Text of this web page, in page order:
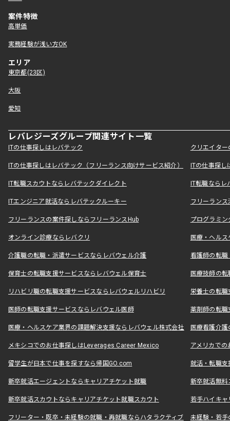
案件特徴
高単価
実務経験が浅い方OK
エリア
東京都(23区)
大阪
愛知
レバレジーズグループ関連サイト一覧
ITの仕事探しはレバテック クリエイタ
ITの仕事探しはレバテック（フリーランス向けサービス紹介） ITの仕事探
IT転職スカウトならレバテックダイレクト IT転職なら
ITエンジニア就活ならレバテックルーキー フリーラン
フリーランスの案件探しならフリーランスHub プログラミ
オンライン診療ならレバクリ 医療・ヘル
介護職の転職・派遣サービスならレバウェル介護 看護師の転
保育士の転職支援サービスならレバウェル保育士 医療技師の
リハビリ職の転職支援サービスならレバウェルリハビリ 栄養士の転
医師の転職支援サービスならレバウェル医師 薬剤師の転
医療・ヘルスケア業界の課題解決支援ならレバウェル株式会社 医療看護介
メキシコでのお仕事探しはLeverages Career Mexico アメリカで
留学生が日本で仕事を探すなら帰国GO.com 就活・転職
新卒就活エージェントならキャリアチケット就職 新卒就活無料
新卒就活スカウトならキャリアチケット就職スカウト 若手ハイキ
フリーター・既卒・未経験の就職・再就職ならハタラクティブ 未経験・若手